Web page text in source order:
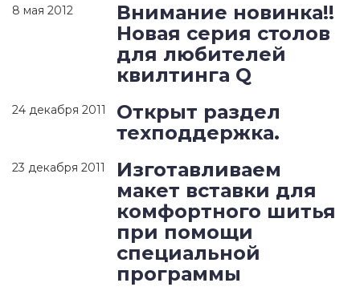
8 мая 2012
Внимание новинка!!
Новая серия столов
для любителей
квилтинга Q
24 декабря 2011
Открыт раздел
техподдержка.
23 декабря 2011
Изготавливаем
макет вставки для
комфортного шитья
при помощи
специальной
программы